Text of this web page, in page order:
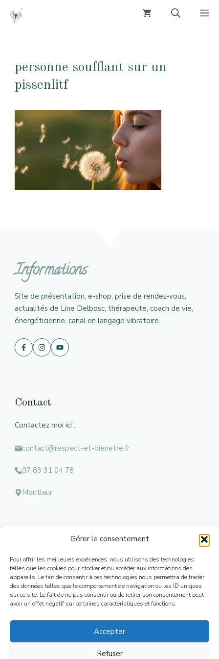
Gérer le consentement
Pour offrir les meilleures expériences, nous utilisons des technologies
telles que les cookies pour stocker et/ou accéder aux informations des
appareils. Le fait de consentir à ces technologies nous permettra de traiter
des données telles que le comportement de navigation ou les ID uniques
sur ce site. Le fait de ne pas consentir ou de retirer son consentement peut
avoir un effet négatif sur certaines caractéristiques et fonctions.
Accepter
Refuser
personne soufflant sur un
pissenlitf
Informations
Site de présentation, e-shop, prise de rendez-vous,
actualités de Line Delbosc, thérapeute, coach de vie,
énergéticienne, canal en langage vibratoire.
Contact
Contactez moi ici :
contact@respect-et-bienetre.fr
07 83 31 04 78
Montlaur
Mentions légales
Contacts
Conditions Générales de Ventes
Mon Compte